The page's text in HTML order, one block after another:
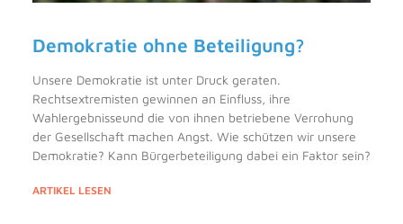
Demokratie ohne Beteiligung?
Unsere Demokratie ist unter Druck geraten.
Rechtsextremisten gewinnen an Einfluss, ihre
Wahlergebnisseund die von ihnen betriebene Verrohung
der Gesellschaft machen Angst. Wie schützen wir unsere
Demokratie? Kann Bürgerbeteiligung dabei ein Faktor sein?
ARTIKEL LESEN